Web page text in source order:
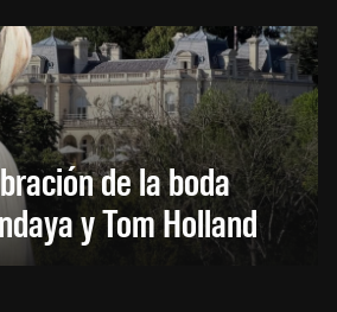
de la boda
y Tom Holland